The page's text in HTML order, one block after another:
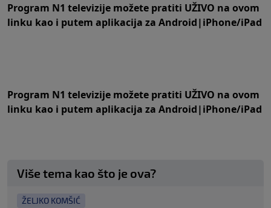
Program N1 televizije možete pratiti UŽIVO na ovom
linku kao i putem aplikacija za Android|iPhone/iPad
Program N1 televizije možete pratiti UŽIVO na ovom
linku kao i putem aplikacija za Android|iPhone/iPad
Više tema kao što je ova?
ŽELJKO KOMŠIĆ